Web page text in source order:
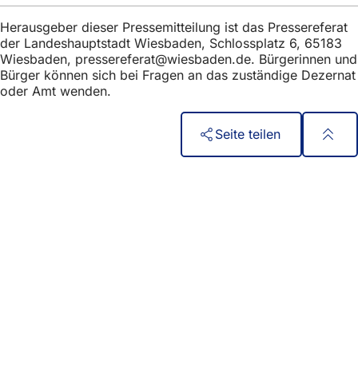
Herausgeber dieser Pressemitteilung ist das Pressereferat
der Landeshauptstadt Wiesbaden, Schlossplatz 6, 65183
Wiesbaden, pressereferat wiesbaden de. Bürgerinnen und
Bürger können sich bei Fragen an das zuständige Dezernat
oder Amt wenden.
Seite teilen